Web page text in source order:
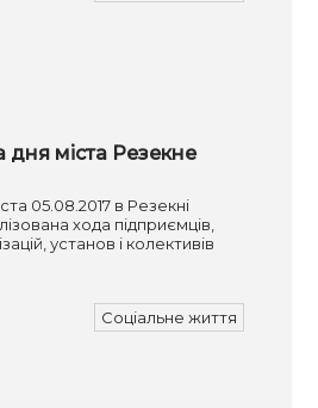
дня міста Резекне
05.08.2017 в Резекні
хода підприємців,
установ і колективів
Соціальне життя